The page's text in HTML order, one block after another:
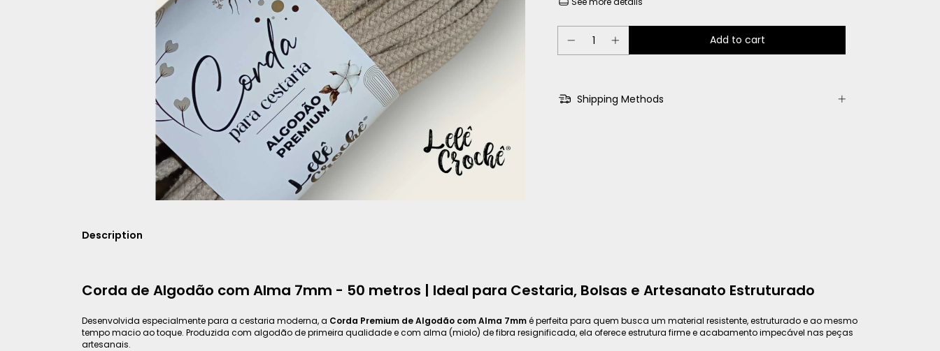
Shipping Methods
Description
Corda de Algodão com Alma 7mm - 50 metros | Ideal para Cestaria, Bolsas e Artesanato Estruturado
Desenvolvida especialmente para a cestaria moderna, a Corda Premium de Algodão com Alma 7mmé perfeita para quem busca um material resistente, estruturado e ao mesmo
tempo macio ao toque. Produzida com algodão de primeira qualidade e com alma (miolo) de fibra resignificada, ela oferece estrutura firme e acabamento impecável nas peças
artesanais.